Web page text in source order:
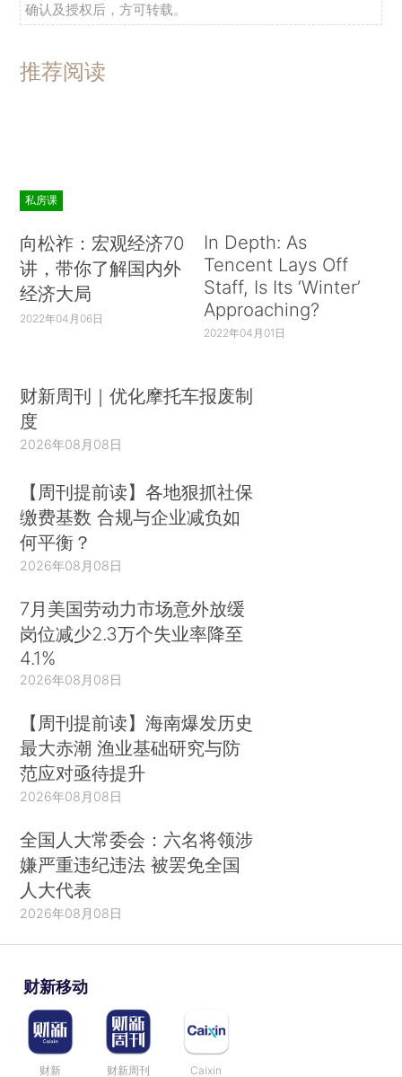
确认及授权后，方可转载。
推荐阅读
私房课
向松祚：宏观经济70
讲，带你了解国内外
经济大局
2022年04月06日
In Depth: As
Tencent Lays Off
Staff, Is Its ‘Winter’
Approaching?
2022年04月01日
财新周刊｜优化摩托车报废制
度
2026年08月08日
【周刊提前读】各地狠抓社保
缴费基数 合规与企业减负如
何平衡？
2026年08月08日
7月美国劳动力市场意外放缓
岗位减少2.3万个失业率降至
4.1%
2026年08月08日
【周刊提前读】海南爆发历史
最大赤潮 渔业基础研究与防
范应对亟待提升
2026年08月08日
全国人大常委会：六名将领涉
嫌严重违纪违法 被罢免全国
人大代表
2026年08月08日
财新移动
财新 财新周刊 Caixin